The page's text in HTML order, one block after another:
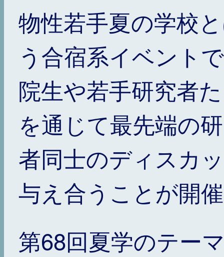
物性若手夏の学校
う合宿系イベント
院生や若手研究者
を通じて最先端の
者同士のディスカ
与え合うことが開
第68回夏学のテー